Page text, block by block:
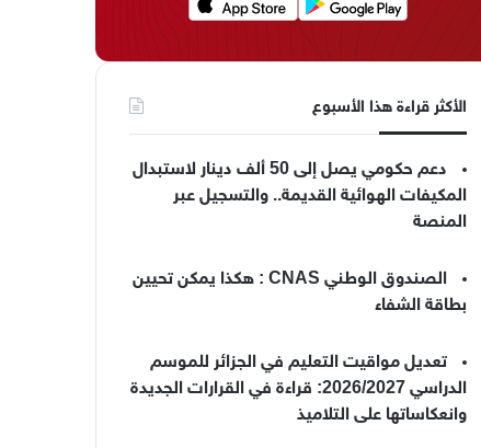
الأكثر قراءة هذا الأسبوع
دعم حكومي يصل إلى 50 ألف دينار لاستبدال
المكيفات الهوائية القديمة.. والتسجيل عبر
المنصة
الصندوق الوطني CNAS : هكذا يمكن تحيين
بطاقة الشفاء
تعديل مواقيت التعليم في الجزائر للموسم
الدراسي 2026/2027: قراءة في القرارات الجديدة
وانعكاساتها على التلاميذ